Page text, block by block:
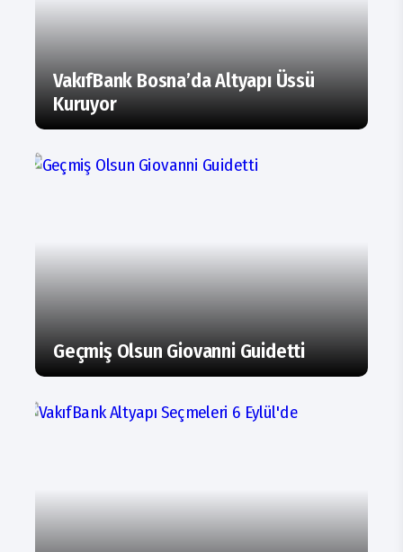
VakıfBank Bosna’da Altyapı Üssü
Kuruyor
Geçmiş Olsun Giovanni Guidetti